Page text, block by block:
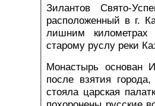
Зилантов Свято-
расположенный в г.
лишним
старому руслу реки
Монастырь основан
после взятия
стояла царская